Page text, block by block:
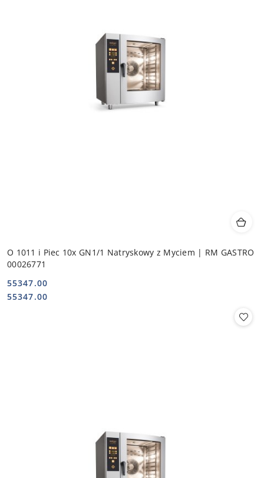
O 1011 i Piec 10x GN1/1 Natryskowy z Myciem | RM GASTRO
00026771
Cena:
55347.00
Cena:
55347.00